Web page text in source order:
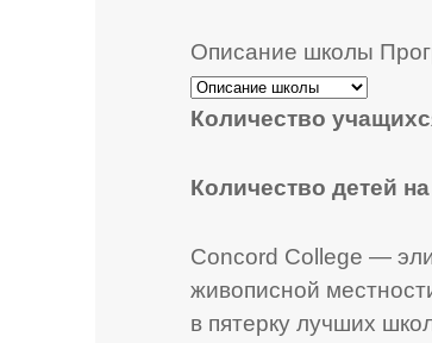
Описание школы
Количество
Количество детей
Concord College —
живописной
в пятерку лучших